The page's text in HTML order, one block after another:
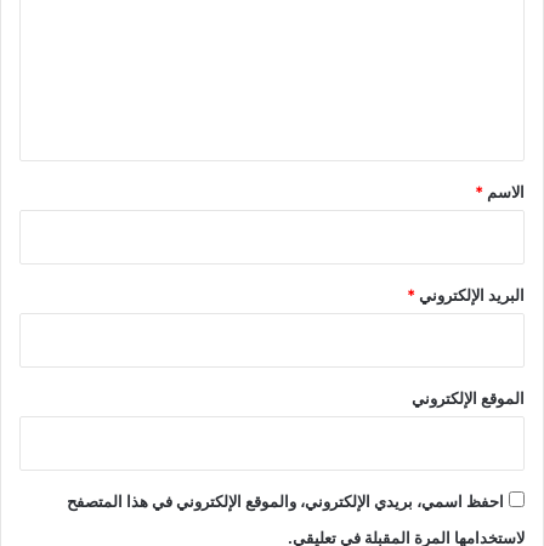
*
الاسم *
البريد الإلكتروني*
الموقع الإلكتروني
احفظ اسمي، بريدي الإلكتروني، والموقع الإلكتروني في هذا المتصفح
لاستخدامها المرة المقبلة في تعليقي.